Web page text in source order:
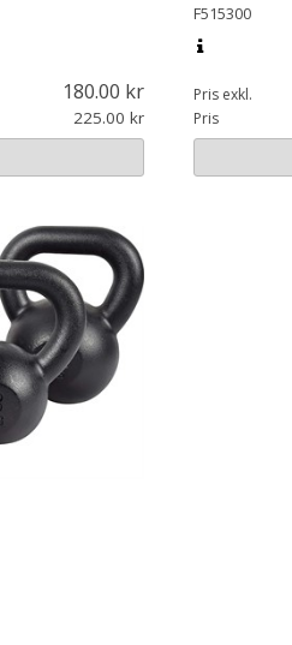
180.00
225.00
F515300
Pris exkl.
Pris